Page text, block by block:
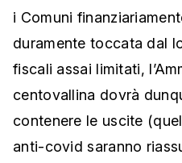
i Comuni
duramente toccata dal
fiscali assai limitati,
centovallina dovrà
contenere le uscite
anti-covid saranno